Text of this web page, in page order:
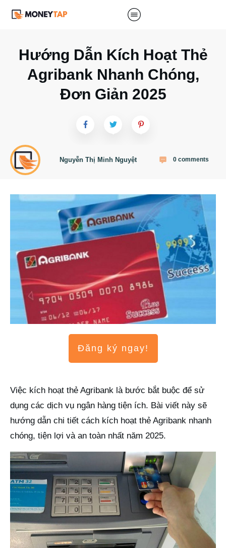
Hướng Dẫn Kích Hoạt Thẻ
Agribank Nhanh Chóng,
Đơn Giản 2025
Nguyễn Thị Minh Nguyệt 0comments
Đăng ký ngay!
Việc kích hoạt thẻ Agribank là bước bắt buộc để sử
dụng các dịch vụ ngân hàng tiện ích. Bài viết này sẽ
hướng dẫn chi tiết cách kích hoạt thẻ Agribank nhanh
chóng, tiện lợi và an toàn nhất năm 2025.